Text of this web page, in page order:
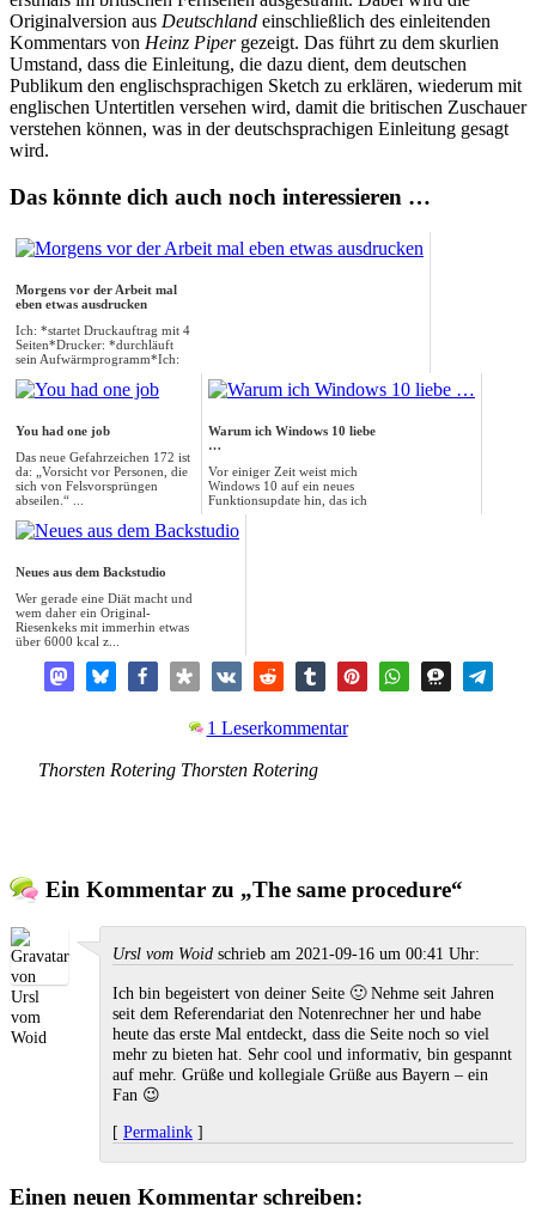
Originalversion aus Deutschland einschließlich des einleitenden
Kommentars von Heinz Pipergezeigt. Das führt zu dem skurlien
Umstand, dass die Einleitung, die dazu dient, dem deutschen
Publikum den englischsprachigen Sketch zu erklären, wiederum mit
englischen Untertitlen versehen wird, damit die britischen Zuschauer
verstehen können, was in der deutschsprachigen Einleitung gesagt
wird.
Das könnte dich auch noch interessieren …
Morgens vor der Arbeit mal
eben etwas ausdrucken
Ich: *startet Druckauftrag mit 4
Seiten*Drucker: *durchläuft
sein Aufwärmprogramm*Ich:
You had one job
Das neue Gefahrzeichen 172 ist
da: „Vorsicht vor Personen, die
sich von Felsvorsprüngen
abseilen.“ ...
Warum ich Windows 10 liebe
…
Vor einiger Zeit weist mich
Windows 10 auf ein neues
Funktionsupdate hin, das ich
jetzt installieren...
Neues aus dem Backstudio
Wer gerade eine Diät macht und
wem daher ein Original-
Riesenkeks mit immerhin etwas
über 6000 kcal z...
1 Leserkommentar
Thorsten Rotering Thorsten Rotering
Ein Kommentar zu „The same procedure“
Ursl vom Woid schrieb am 2021-09-16 um 00:41 Uhr:
Ich bin begeistert von deiner Seite 🙂 Nehme seit Jahren
seit dem Referendariat den Notenrechner her und habe
heute das erste Mal entdeckt, dass die Seite noch so viel
mehr zu bieten hat. Sehr cool und informativ, bin gespannt
auf mehr. Grüße und kollegiale Grüße aus Bayern – ein
Fan 😉
[ Permalink ]
Einen neuen Kommentar schreiben: